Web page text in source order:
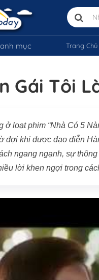
mục Trang Chủ
Gái Tôi
ở loạt phim “Nhà Có 5
đợi khi được đạo diễn
ngang ngạnh, sự
lời khen ngợi trong